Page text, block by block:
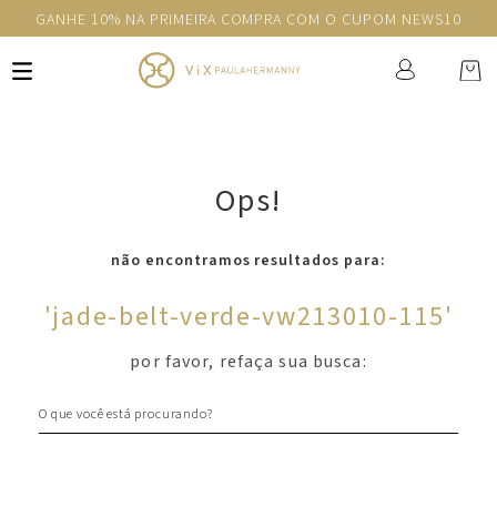
GANHE 10% NA PRIMEIRA COMPRA COM O CUPOM NEWS10
Ops!
não encontramos resultados para:
'jade-belt-verde-vw213010-115'
por favor, refaça sua busca: